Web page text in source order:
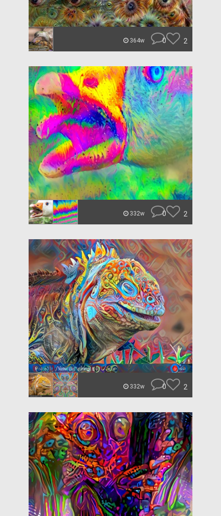
364w 0 2
332w 0 2
332w 0 2